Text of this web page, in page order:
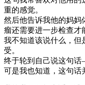
重的感觉。
然后他告诉我他的妈妈
瘤还需要进一步检查才
我不知道该说什么，但
受。
终于轮到自己说这句
可是我也知道，这句话